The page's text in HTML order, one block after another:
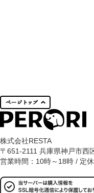
株式会社RESTA
〒651-2111 兵庫県神戸市西
営業時間：10時～18時 / 定